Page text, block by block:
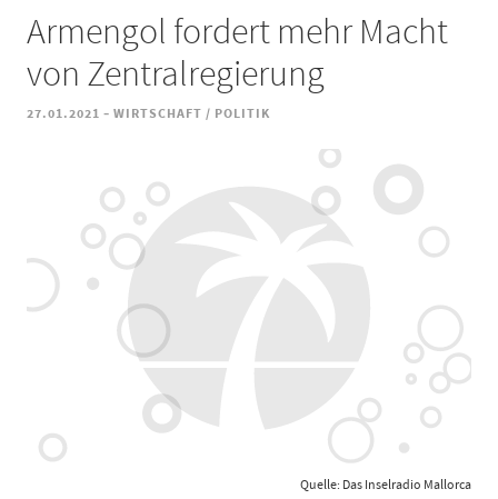
Armengol fordert mehr Macht
von Zentralregierung
27.01.2021 - WIRTSCHAFT / POLITIK
Quelle: Das Inselradio Mallorca